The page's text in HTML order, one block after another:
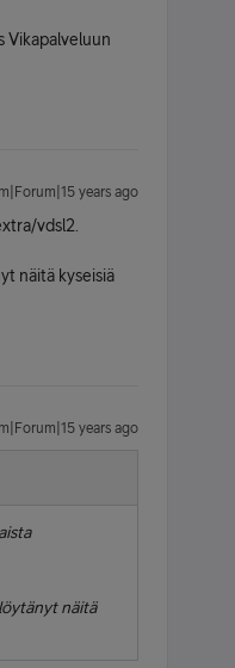
Vikapalveluun
years ago
vdsl2.
näitä kyseisiä
years ago
näitä